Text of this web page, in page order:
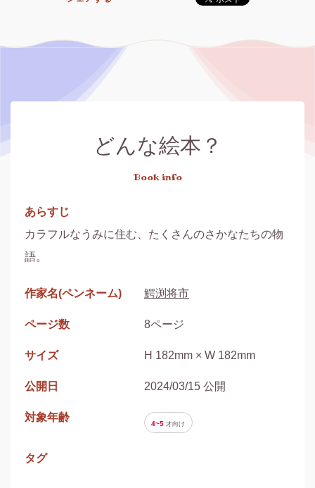
どんな絵本？
Book info
あらすじ
カラフルなうみに住む、たくさんのさかなたちの物
語。
作家名(ペンネーム) 鰐渕将市
ページ数 8ページ
サイズ H 182mm × W 182mm
公開日 2024/03/15 公開
対象年齢
4~5 才向け
タグ